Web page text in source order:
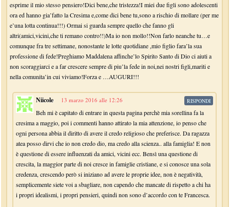
esprime il mio stesso pensiero!Dici bene,che tristezza!I miei due figli sono adolescenti
ora ed hanno gia’fatto la Cresima e,come dici bene tu,sono a rischio di mollare (per me
e’una lotta continua!!!) Ormai si guarda sempre quello che fanno gli
altri(amici,vicini,che ti remano contro!!)Ma io non mollo!!Non farlo neanche tu…e
comunque fra tre settimane, nonostante le lotte quotidiane ,mio figlio fara’la sua
professione di fede!Preghiamo Maddalena affinche’lo Spirito Santo di Dio ci aiuti a
non scoraggiarci e a far crescere sempre di piu’la fede in noi,nei nostri figli,mariti e
nella comunita’in cui viviamo!Forza e …AUGURI!!!
Niicole 13 marzo 2016 alle 12:26
Beh mi è capitato di entrare in questa pagina perchè mia sorellina fa la
cresima a maggio, poi i commenti hanno attirato la mia attenzione, io penso che
ogni persona abbia il diritto di avere il credo religioso che preferisce. Da ragazza
atea posso dirvi che io non credo dio, ma credo alla scienza.. alla famiglia! E non
è questione di essere influenzati da amici, vicini ecc. Bensì una questione di
crescita, la maggior parte di noi cresce in famiglie cristiane, e si conosce una sola
credenza, crescendo però si iniziano ad avere le proprie idee, non è negatività,
semplicemente siete voi a sbagliare, non capendo che mancate di rispetto a chi ha
i propri idealismi, i propri pensieri, quindi non sono d’accordo con te Francesca.
RISPONDI